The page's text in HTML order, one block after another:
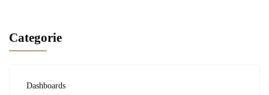
Categorie
Dashboards